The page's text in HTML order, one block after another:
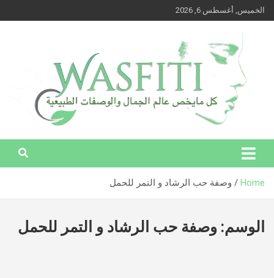
Skip
to
الخميس, أغسطس 6, 2026
وصفتي – كل ما يخص عالم الجمال
والوصفات الطبيعية
Home وصفة حب الرشاد و التمر للحمل
الوسم: وصفة حب الرشاد و التمر للحمل